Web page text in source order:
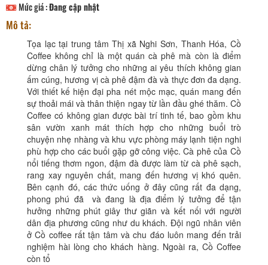
Mức giá :Đang cập nhật
Mô tả:
Tọa lạc tại trung tâm Thị xã Nghi Sơn, Thanh Hóa, Cồ
Coffee không chỉ là một quán cà phê mà còn là điểm
dừng chân lý tưởng cho những ai yêu thích không gian
ấm cúng, hương vị cà phê đậm đà và thực đơn đa dạng.
Với thiết kế hiện đại pha nét mộc mạc, quán mang đến
sự thoải mái và thân thiện ngay từ lần đầu ghé thăm. Cồ
Coffee có không gian được bài trí tinh tế, bao gồm khu
sân vườn xanh mát thích hợp cho những buổi trò
chuyện nhẹ nhàng và khu vực phòng máy lạnh tiện nghi
phù hợp cho các buổi gặp gỡ công việc. Cà phê của Cồ
nổi tiếng thơm ngon, đậm đà được làm từ cà phê sạch,
rang xay nguyên chất, mang đến hương vị khó quên.
Bên cạnh đó, các thức uống ở đây cũng rất đa dạng,
phong phú đã và đang là địa điểm lý tưởng để tận
hưởng những phút giây thư giãn và kết nối với người
dân địa phương cũng như du khách. Đội ngũ nhân viên
ở Cồ coffee rất tận tâm và chu đáo luôn mang đến trải
nghiệm hài lòng cho khách hàng. Ngoài ra, Cồ Coffee
còn tổ